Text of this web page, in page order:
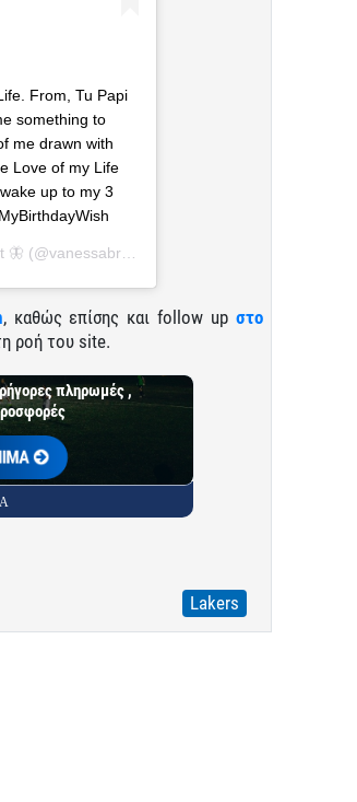
From, Tu Papi
something to
me drawn with
Love of my Life
up to my 3
🦋 (@vanessabryant) στις
, καθώς επίσης και follow up στο
ροή του site.
πληρωμές ,
Lakers